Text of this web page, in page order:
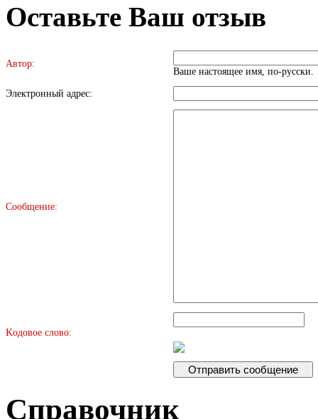
Оставьте Ваш отзыв
Автор:
Ваше настоящее имя, по-русски.
Электронный адрес:
Сообщение:
Kодовое слово:
Справочник